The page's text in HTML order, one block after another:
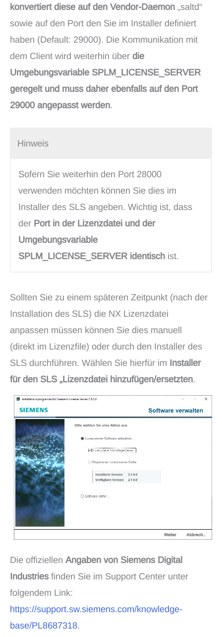
konvertiert diese auf den Vendor-Daemon „saltd“
sowie auf den Port den Sie im Installer definiert
haben (Default: 29000). Die Kommunikation mit
dem Client wird weiterhin über die
Umgebungsvariable SPLM_LICENSE_SERVER
geregelt und muss daher ebenfalls auf den Port
29000 angepasst werden.
Hinweis
Sofern Sie weiterhin den Port 28000
verwenden möchten können Sie dies im
Installer des SLS angeben. Wichtig ist, dass
der Port in der Lizenzdatei und der
Umgebungsvariable
SPLM_LICENSE_SERVER identisch ist.
Sollten Sie zu einem späteren Zeitpunkt (nach der
Installation des SLS) die NX Lizenzdatei
anpassen müssen können Sie dies manuell
(direkt im Lizenzfile) oder durch den Installer des
SLS durchführen. Wählen Sie hierfür im Installer
für den SLS „Lizenzdatei hinzufügen/ersetzten.
Die offiziellen Angaben von Siemens Digital
Industries finden Sie im Support Center unter
folgendem Link:
https://support.sw.siemens.com/knowledge-
base/PL8687318.